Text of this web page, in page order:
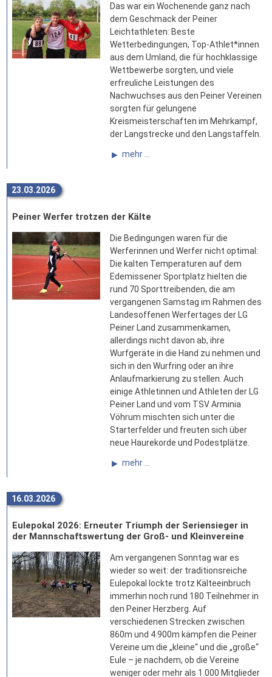
Das war ein Wochenende ganz nach
dem Geschmack der Peiner
Leichtathleten: Beste
Wetterbedingungen, Top-Athlet*innen
aus dem Umland, die für hochklassige
Wettbewerbe sorgten, und viele
erfreuliche Leistungen des
Nachwuchses aus den Peiner Vereinen
sorgten für gelungene
Kreismeisterschaften im Mehrkampf,
der Langstrecke und den Langstaffeln.
mehr ...
23.03.2026
Peiner Werfer trotzen der Kälte
Die Bedingungen waren für die
Werferinnen und Werfer nicht optimal:
Die kalten Temperaturen auf dem
Edemissener Sportplatz hielten die
rund 70 Sporttreibenden, die am
vergangenen Samstag im Rahmen des
Landesoffenen Werfertages der LG
Peiner Land zusammenkamen,
allerdings nicht davon ab, ihre
Wurfgeräte in die Hand zu nehmen und
sich in den Wurfring oder an ihre
Anlaufmarkierung zu stellen. Auch
einige Athletinnen und Athleten der LG
Peiner Land und vom TSV Arminia
Vöhrum mischten sich unter die
Starterfelder und freuten sich über
neue Haurekorde und Podestplätze.
mehr ...
16.03.2026
Eulepokal 2026: Erneuter Triumph der Seriensieger in
der Mannschaftswertung der Groß- und Kleinvereine
Am vergangenen Sonntag war es
wieder so weit: der traditionsreiche
Eulepokal lockte trotz Kälteeinbruch
immerhin noch rund 180 Teilnehmer in
den Peiner Herzberg. Auf
verschiedenen Strecken zwischen
860m und 4.900m kämpfen die Peiner
Vereine um die „kleine“ und die „große“
Eule – je nachdem, ob die Vereine
weniger oder mehr als 1.000 Mitglieder